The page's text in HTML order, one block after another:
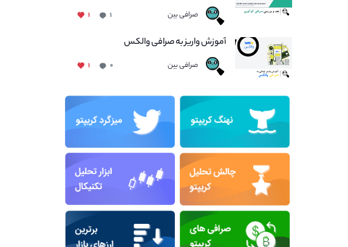
صرافی بین ۱ ۱
آموزش واریز به صرافی والکس
صرافی بین ۰ ۱